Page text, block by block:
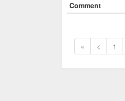
Comment
« < 1